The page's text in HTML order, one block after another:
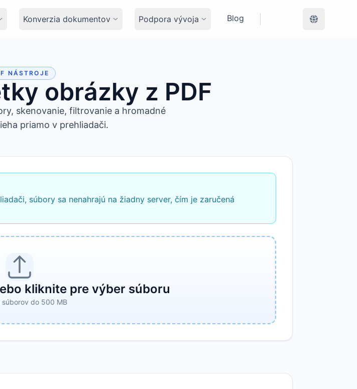
Konverzia dokumentov Podpora vývoja Blog
NÁSTROJE
obrázky z PDF
skenovanie, filtrovanie a hromadné
priamo v prehliadači.
súbory sa nenahrajú na žiadny server, čím je zaručená
kliknite pre výber súboru
súborov do 500 MB